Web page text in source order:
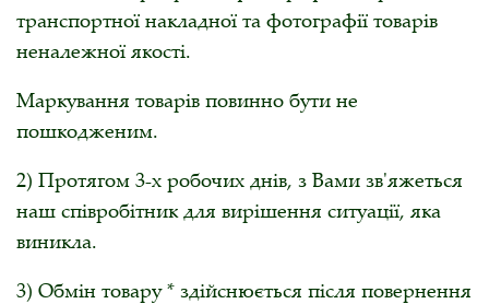
транспортної накладної та фотографії товарів
неналежної якості.
Маркування товарів повинно бути не
пошкодженим.
2) Протягом 3-х робочих днів, з Вами зв'яжеться
наш співробітник для вирішення ситуації, яка
виникла.
3) Обмін товару * здійснюється після повернення